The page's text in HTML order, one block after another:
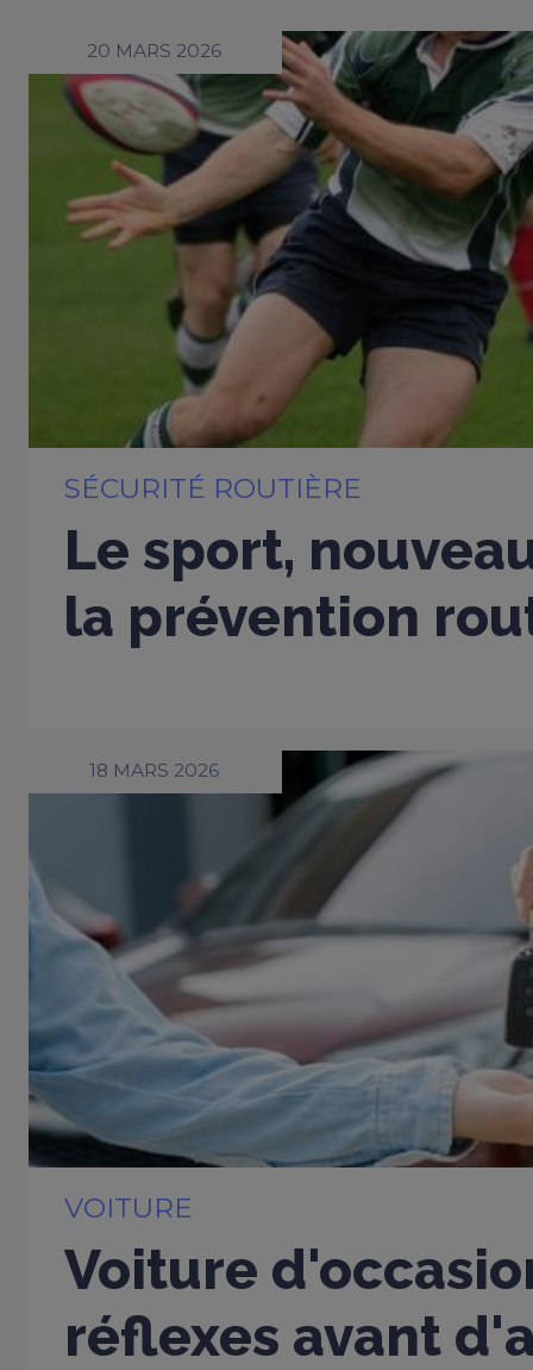
20 MARS 2026
SÉCURITÉ ROUTIÈRE
Le sport,
la prévention
18 MARS 2026
VOITURE
Voiture
réflexes avant